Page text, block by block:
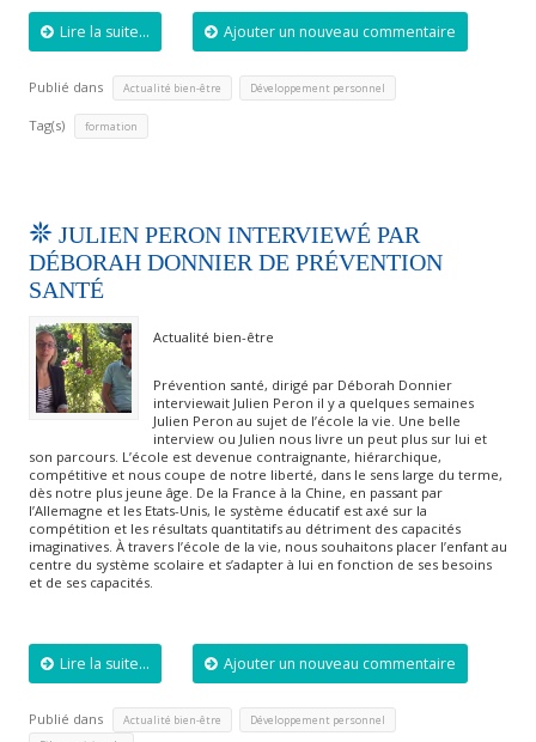
Lire la suite... Ajouter un nouveau commentaire
Publié dans Actualité bien-être Développement personnel
Tag(s) formation
JULIEN PERON INTERVIEWÉ PAR
DÉBORAH DONNIER DE PRÉVENTION
SANTÉ
Actualité bien-être
Prévention santé, dirigé par Déborah Donnier
interviewait Julien Peron il y a quelques semaines
Julien Peron au sujet de l’école la vie. Une belle
interview ou Julien nous livre un peut plus sur lui et
son parcours. L’école est devenue contraignante, hiérarchique,
compétitive et nous coupe de notre liberté, dans le sens large du terme,
dès notre plus jeune âge. De la France à la Chine, en passant par
l’Allemagne et les Etats-Unis, le système éducatif est axé sur la
compétition et les résultats quantitatifs au détriment des capacités
imaginatives. À travers l’école de la vie, nous souhaitons placer l’enfant au
centre du système scolaire et s’adapter à lui en fonction de ses besoins
et de ses capacités.
Lire la suite... Ajouter un nouveau commentaire
Publié dans Actualité bien-être Développement personnel